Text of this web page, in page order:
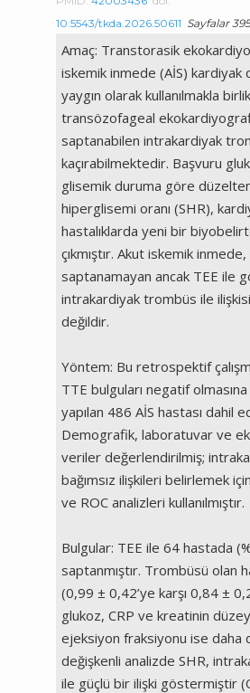
10.5543/tkda.2026.50611 Sayfalar
Amaç: Transtorasik
iskemik inmede (AİS)
yaygın olarak kullanılmakla
transözofageal
saptanabilen intrakardiyak
kaçırabilmektedir. Başvuru
glisemik duruma göre
hiperglisemi oranı (SHR),
hastalıklarda yeni bir
çıkmıştır. Akut iskemik
saptanamayan ancak TEE ile
intrakardiyak trombüs ile
değildir.
Yöntem: Bu retrospektif
TTE bulguları negatif
yapılan 486 AİS hastası dahil
Demografik, laboratuvar ve
veriler değerlendirilmiş;
bağımsız ilişkileri belirlemek
ve ROC analizleri kullanılmıştır.
Bulgular: TEE ile 64 hastada
saptanmıştır. Trombüsü olan
(0,99 ± 0,42’ye karşı 0,84 ±
glukoz, CRP ve kreatinin
ejeksiyon fraksiyonu ise daha
değişkenli analizde SHR,
ile güçlü bir ilişki göstermiştir